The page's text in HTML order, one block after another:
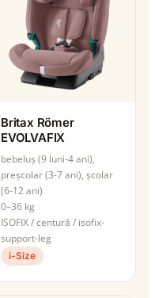
Britax Römer
EVOLVAFIX
bebeluș (9 luni-4 ani),
preșcolar (3-7 ani), școlar
(6-12 ani)
0–36 kg
ISOFIX / centură / isofix-
support-leg
i-Size